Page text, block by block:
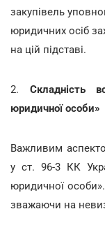
закупівель
юридичних осіб
на цій підставі.
2. Складність
юридичної особи»
Важливим
у ст. 96-3 КК
юридичної
зважаючи на